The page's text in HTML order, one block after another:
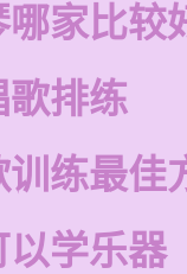
家比较
歌排练
练最佳
学乐器